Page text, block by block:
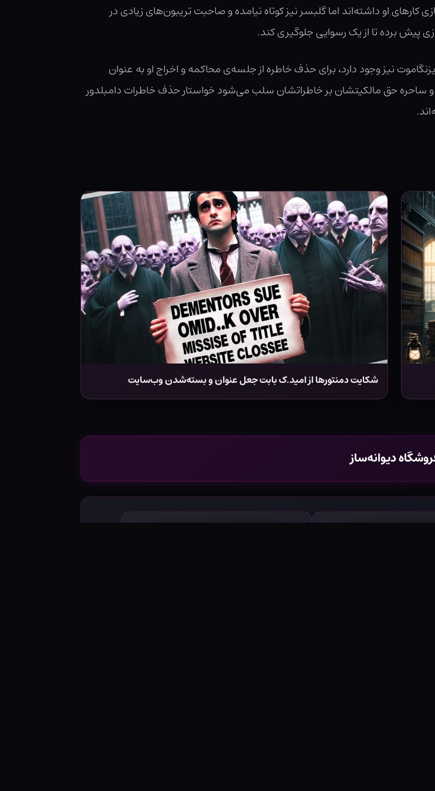
او داشته‌اند اما گلبسر نیز کوتاه نیامده و صاحبت تریبون‌های زیادی در
پیش برده تا از یک رسوایی جلوگیری کند.
نیز وجود دارد، برای حذف خاطره‌‌ از جلسه‌ی محاکمه و اخراج او به عنوان
و ساحره حق مالکیتشان بر خاطراتشان سلب می‌شود خواستار حذف خاطرات دامبلدور
شکایت دمنتورها از امید.ک بابت جعل عنوان و بسته‌شدن وب‌سایت
دیوانه‌ساز